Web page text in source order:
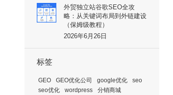
外贸独立站谷歌SEO全攻
略：从关键词布局到外链建设
（保姆级教程）
2026年6月26日
标签
GEO GEO优化公司 google优化
seo
seo优化
wordpress
分销商城